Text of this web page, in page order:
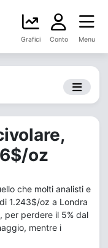
Grafici Conto Menu
oz
che molti analisti e
1.243$/oz a Londra
per perdere il 5% dal
mentre i